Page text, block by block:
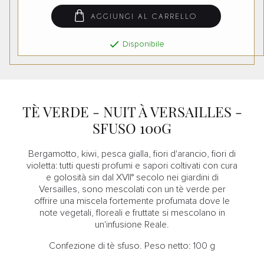
AGGIUNGI AL CARRELLO
 Disponibile
TÈ VERDE - NUIT À VERSAILLES -
SFUSO 100G
Bergamotto, kiwi, pesca gialla, fiori d'arancio, fiori di
violetta: tutti questi profumi e sapori coltivati con cura
e golosità sin dal XVII° secolo nei giardini di
Versailles, sono mescolati con un tè verde per
offrire una miscela fortemente profumata dove le
note vegetali, floreali e fruttate si mescolano in
un'infusione Reale.
Confezione di tè sfuso. Peso netto: 100 g